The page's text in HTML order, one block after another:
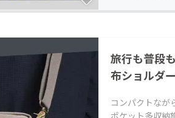
旅行も普段
布ショルダ
コンパクトなが